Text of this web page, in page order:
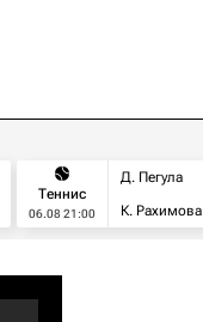
Теннис
06.08 21:00
Д. Пегула
К. Рахимова